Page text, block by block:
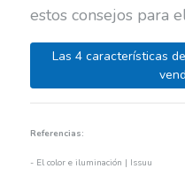
estos consejos para
Las 4 características
Referencias:
- El color e iluminación | Issuu